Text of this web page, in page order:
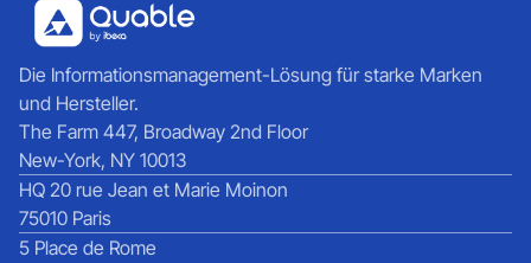
Die Informationsmanagement-Lösung für starke Marken
und Hersteller.
The Farm 447, Broadway 2nd Floor
New-York, NY 10013
HQ 20 rue Jean et Marie Moinon
75010 Paris
5 Place de Rome